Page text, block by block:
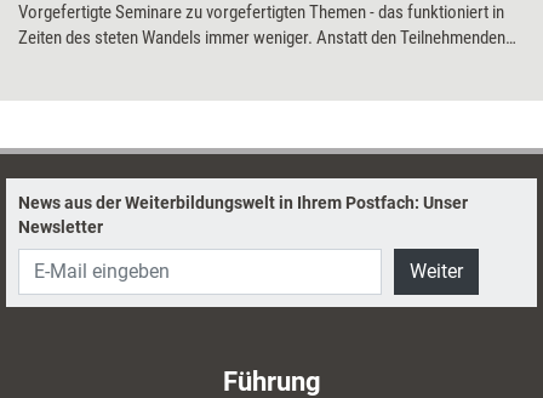
Vorgefertigte Seminare zu vorgefertigten Themen - das funktioniert in
Zeiten des steten Wandels immer weniger. Anstatt den Teilnehmenden
News aus der Weiterbildungswelt in Ihrem Postfach: Unser
Newsletter
Weiter
Führung